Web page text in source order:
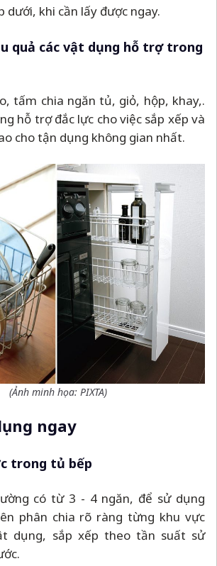
dưới, khi cần lấy được ngay.
quả các vật dụng hỗ trợ trong
tấm chia ngăn tủ, giỏ, hộp, khay,.
hỗ trợ đắc lực cho việc sắp xếp và
cho tận dụng không gian nhất.
(Ảnh minh họa: PIXTA)
ngay
trong tủ bếp
có từ 3 - 4 ngăn, để sử dụng
phân chia rõ ràng từng khu vực
dụng, sắp xếp theo tần suất sử